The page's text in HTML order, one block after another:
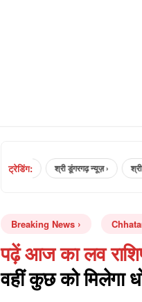
ट्रेडिंग:श्री डूंगरगढ़ न्यूज़ › श्रीडूंगरगढ़
Breaking News
पढ़ें आज का लव
वहीं कुछ को मिलेगा